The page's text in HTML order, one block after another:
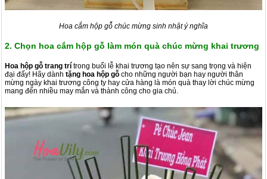
Hoa cắm hộp gỗ chúc mừng sinh nhật ý nghĩa
2. Chọn hoa cắm hộp gỗ làm món quà chúc mừng khai trương
Hoa hộp gỗ trang trí trong buổi lễ khai trương tạo nên sự sang trọng và hiện
đại đấy! Hãy dành tặng hoa hộp gỗ cho những người bạn hay người thân
mừng ngày khai trương công ty hay cửa hàng là món quà thay lời chúc mừng
mang đến nhiều may mắn và thành công cho gia chủ.